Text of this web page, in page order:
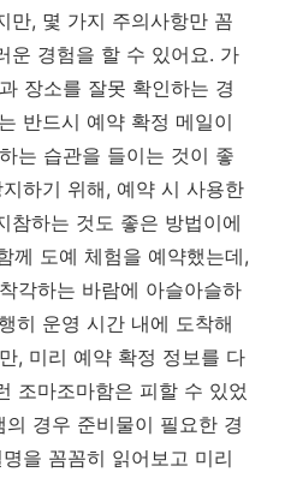
만, 몇 가지 주의사항만 꼼
운 경험을 할 수 있어요. 가
장소를 잘못 확인하는 경
반드시 예약 확정 메일이
는 습관을 들이는 것이 좋
하기 위해, 예약 시 사용한
참하는 것도 좋은 방법이에
께 도예 체험을 예약했는데,
각하는 바람에 아슬아슬하
히 운영 시간 내에 도착해
, 미리 예약 확정 정보를 다
조마조마함은 피할 수 있었
경우 준비물이 필요한 경
을 꼼꼼히 읽어보고 미리